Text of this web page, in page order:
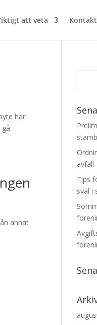
att veta Kontakt
har
annat
avfall
Tips
sval i